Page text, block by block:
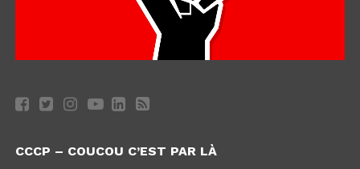
CCCP – COUCOU C’EST PAR LÀ